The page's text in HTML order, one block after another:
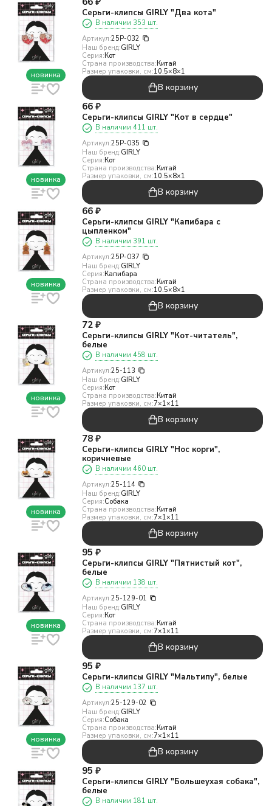
новинка
Серьги-клипсы GIRLY "Два кота"
В наличии 353 шт.
Артикул:25P-032
Наш бренд:GIRLY
Серия:Кот
Страна производства:Китай
Размер упаковки, см:10.5×8×1
В корзину
новинка
66 ₽
Серьги-клипсы GIRLY "Кот в сердце"
В наличии 411 шт.
Артикул:25P-035
Наш бренд:GIRLY
Серия:Кот
Страна производства:Китай
Размер упаковки, см:10.5×8×1
В корзину
новинка
66 ₽
Серьги-клипсы GIRLY "Капибара с
цыпленком"
В наличии 391 шт.
Артикул:25P-037
Наш бренд:GIRLY
Серия:Капибара
Страна производства:Китай
Размер упаковки, см:10.5×8×1
В корзину
новинка
72 ₽
Серьги-клипсы GIRLY "Кот-читатель",
белые
В наличии 458 шт.
Артикул:25-113
Наш бренд:GIRLY
Серия:Кот
Страна производства:Китай
Размер упаковки, см:7×1×11
В корзину
новинка
78 ₽
Серьги-клипсы GIRLY "Нос корги",
коричневые
В наличии 460 шт.
Артикул:25-114
Наш бренд:GIRLY
Серия:Собака
Страна производства:Китай
Размер упаковки, см:7×1×11
В корзину
новинка
95 ₽
Серьги-клипсы GIRLY "Пятнистый кот",
белые
В наличии 138 шт.
Артикул:25-129-01
Наш бренд:GIRLY
Серия:Кот
Страна производства:Китай
Размер упаковки, см:7×1×11
В корзину
новинка
95 ₽
Серьги-клипсы GIRLY "Мальтипу", белые
В наличии 137 шт.
Артикул:25-129-02
Наш бренд:GIRLY
Серия:Собака
Страна производства:Китай
Размер упаковки, см:7×1×11
В корзину
95 ₽
Серьги-клипсы GIRLY "Большеухая собака",
белые
В наличии 181 шт.